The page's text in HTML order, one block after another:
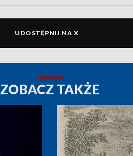
UDOSTĘPNIJ NA X
ZOBACZ TAKŻE